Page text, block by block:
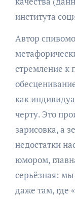
института
Автор
стремление к
как
черту. Это
зарисовка, а
недостатки
юмором,
серьёзная:
даже там, где